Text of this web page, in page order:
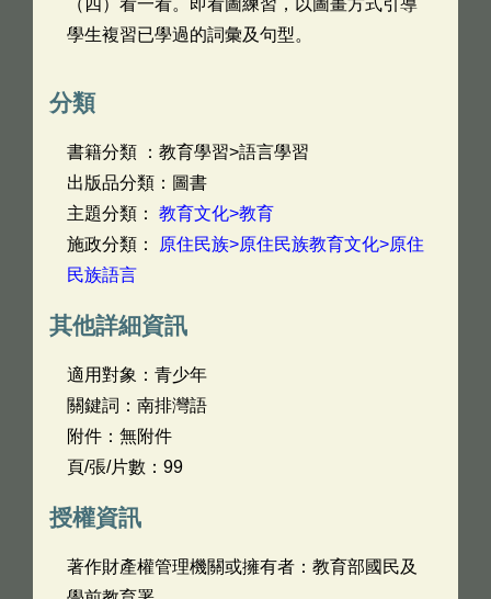
（四）看一看。即看圖練習，以圖畫方式引導
學生複習已學過的詞彙及句型。
分類
書籍分類 ：教育學習>語言學習
出版品分類：圖書
主題分類： 教育文化>教育
施政分類：
原住民族>原住民族教育文化>原住
民族語言
其他詳細資訊
適用對象：青少年
關鍵詞：南排灣語
附件：無附件
頁/張/片數：99
授權資訊
著作財產權管理機關或擁有者：教育部國民及